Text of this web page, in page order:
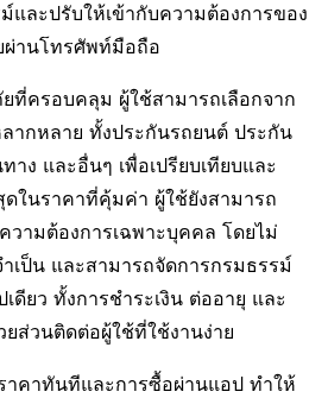
และปรับให้เข้ากับความต้องการของ
ผ่านโทรศัพท์มือถือ
ที่ครอบคลุม ผู้ใช้สามารถเลือกจาก
กหลาย ทั้งประกันรถยนต์ ประกัน
าง และอื่นๆ เพื่อเปรียบเทียบและ
ในราคาที่คุ้มค่า ผู้ใช้ยังสามารถ
ามต้องการเฉพาะบุคคล โดยไม่
เป็น และสามารถจัดการกรมธรรม์
ดียว ทั้งการชำระเงิน ต่ออายุ และ
ยส่วนติดต่อผู้ใช้ที่ใช้งานง่าย
าคาทันทีและการซื้อผ่านแอป ทำให้